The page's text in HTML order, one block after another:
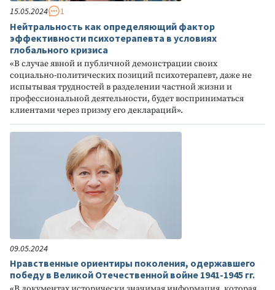
15.05.2024 1
Нейтральность как определяющий фактор
эффективности психотерапевта в условиях
глобального кризиса
«В случае явной и публичной демонстрации своих
социально-политических позиций психотерапевт, даже не
испытывая трудностей в разделении частной жизни и
профессиональной деятельности, будет восприниматься
клиентами через призму его деклараций».
09.05.2024
Нравственные ориентиры поколения, одержавшего
победу в Великой Отечественной войне 1941-1945 гг.